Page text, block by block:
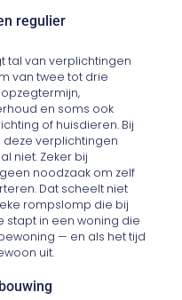
regulier
tal van verplichtingen
van twee tot drie
en soms ook
of huisdieren. Bij
verplichtingen
niet. Zeker bij
noodzaak om zelf
Dat scheelt niet
rompslomp die bij
stapt in een woning die
— en als het tijd
uit.